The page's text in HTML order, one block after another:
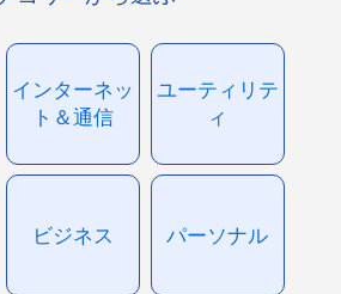
インターネッ
ト＆通信
ユーティリテ
ィ
ビジネス パーソナル